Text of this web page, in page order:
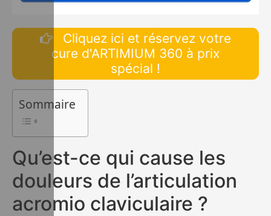
Cliquez ici et réservez votre
cure d'ARTIMIUM 360 à prix
spécial !
Sommaire
Qu’est-ce qui cause les
douleurs de l’articulation
acromio claviculaire ?